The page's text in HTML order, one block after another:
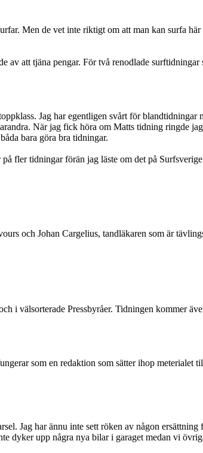
Men de vet inte riktigt om att man kan surfa
att tjäna pengar. För två renodlade
Jag har egentligen svårt för blandtidningar
När jag fick höra om Matts tidning ringde
bara göra bra tidningar.
fler tidningar förän jag läste om det på
och Johan Cargelius, tandläkaren som är
i välsorterade Pressbyråer. Tidningen kommer
som en redaktion som sätter ihop meterialet
Jag har ännu inte sett röken av någon
dyker upp några nya bilar i garaget medan vi